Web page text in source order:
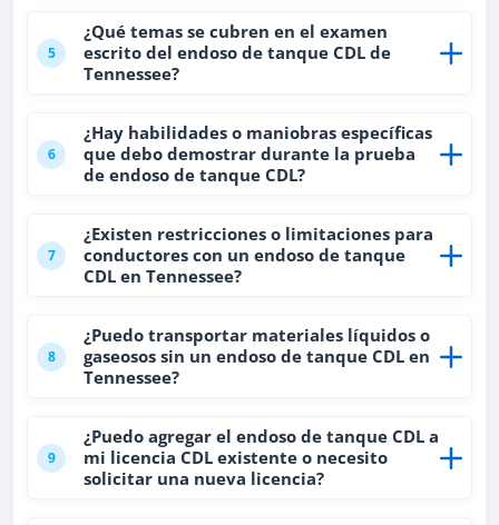
5
¿Qué temas se cubren en el examen
escrito del endoso de tanque CDL de
Tennessee?
6
¿Hay habilidades o maniobras específicas
que debo demostrar durante la prueba
de endoso de tanque CDL?
7
¿Existen restricciones o limitaciones para
conductores con un endoso de tanque
CDL en Tennessee?
8
¿Puedo transportar materiales líquidos o
gaseosos sin un endoso de tanque CDL en
Tennessee?
9
¿Puedo agregar el endoso de tanque CDL a
mi licencia CDL existente o necesito
solicitar una nueva licencia?